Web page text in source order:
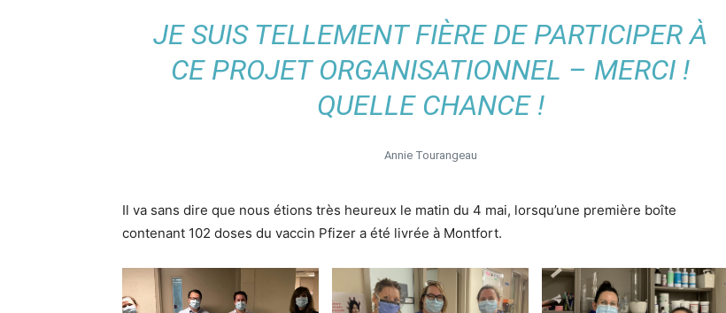
JE SUIS TELLEMENT FIÈRE DE PARTICIPER À
CE PROJET ORGANISATIONNEL – MERCI !
QUELLE CHANCE !
Annie Tourangeau
Il va sans dire que nous étions très heureux le matin du 4 mai, lorsqu’une première boîte
contenant 102 doses du vaccin Pfizer a été livrée à Montfort.